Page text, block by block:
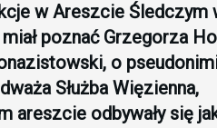
w Areszcie Śledczym
poznać Grzegorza
o
Służba Więzienna,
areszcie odbywały się